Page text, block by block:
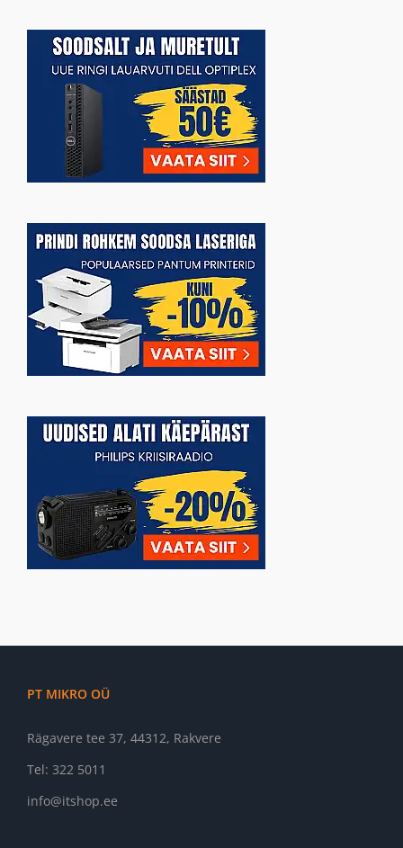
PT MIKRO OÜ
Rägavere tee 37, 44312, Rakvere
Tel: 322 5011
info@itshop.ee